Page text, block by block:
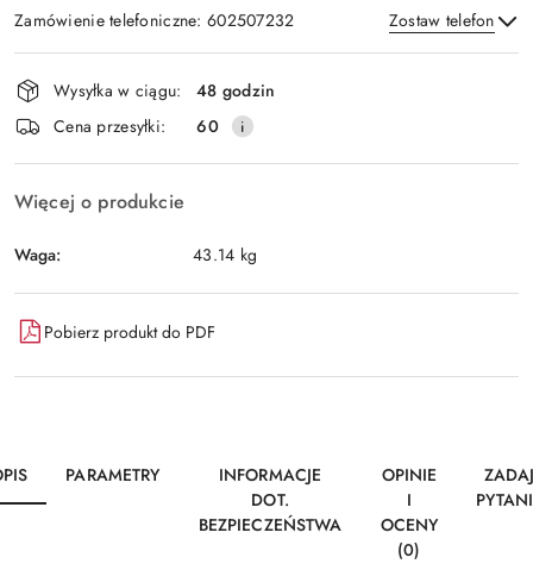
Zamówienie telefoniczne: 602507232 Zostaw telefon
Wyślij
Dostępność
i
dostawa
Wysyłka w ciągu:
48 godzin
Cena przesyłki:
60
Więcej o produkcie
Waga: 43.14 kg
Pobierz produkt do PDF
PARAMETRY
INFORMACJE
DOT.
BEZPIECZEŃSTWA
OPINIE
I
OCENY
(0)